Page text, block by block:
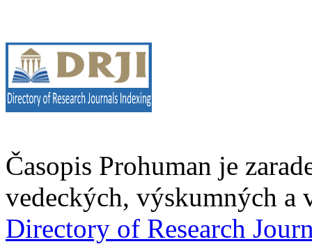
Časopis Prohuman je
vedeckých, výskumných
Directory of Research